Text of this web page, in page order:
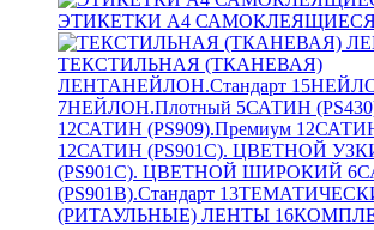
ЭТИКЕТКИ А4 САМОКЛЕЯЩИЕСЯ
ТЕКСТИЛЬНАЯ (ТКАНЕВАЯ)
ЛЕНТАНЕЙЛОН.Стандарт 15
7НЕЙЛОН.Плотный 5САТИН
12САТИН (PS909).Премиум 12
12САТИН (PS901C). ЦВЕТНОЙ
(PS901C). ЦВЕТНОЙ ШИРОКИЙ 6
(PS901B).Стандарт 13
(РИТАУЛЬНЫЕ) ЛЕНТЫ 16